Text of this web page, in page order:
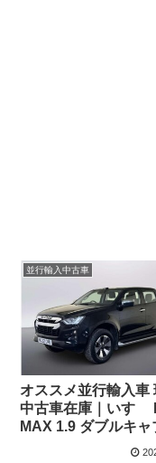
並行輸入中古車
オススメ並行輸入車
中古車在庫｜いすゞ
MAX 1.9 ダブルキャ
DL40 4WD 6MT 右ハ